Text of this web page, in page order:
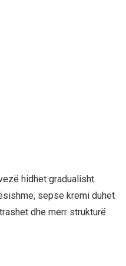
hidhet gradualisht
sepse kremi duhet
dhe merr strukturë